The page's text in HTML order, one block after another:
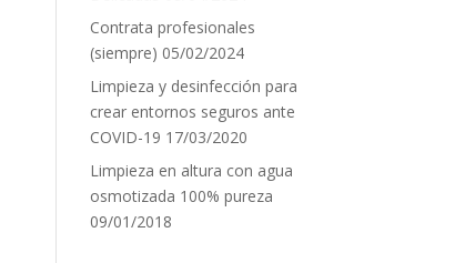
Contrata profesionales
(siempre) 05/02/2024
Limpieza y desinfección para
crear entornos seguros ante
COVID-19 17/03/2020
Limpieza en altura con agua
osmotizada 100% pureza
09/01/2018